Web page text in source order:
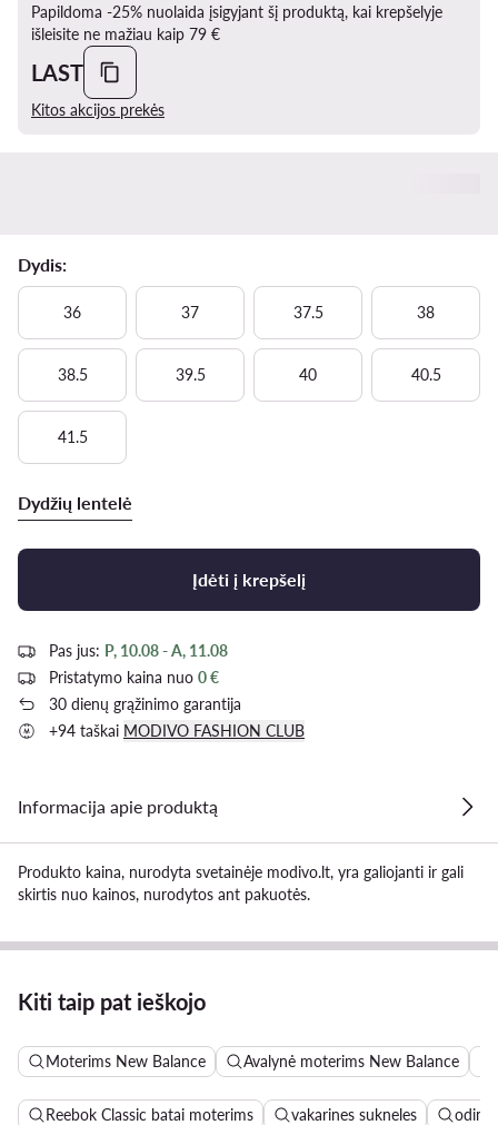
Papildoma -25% nuolaida įsigyjant šį produktą, kai krepšelyje
išleisite ne mažiau kaip 79 €
LAST
Kitos akcijos prekės
Dydis:
36 37 37.5 38
38.5 39.5 40 40.5
41.5
Dydžių lentelė
Įdėti į krepšelį
Pas jus: P, 10.08 - A, 11.08
Pristatymo kaina nuo 0 €
30 dienų grąžinimo garantija
+94 taškai MODIVO FASHION CLUB
Informacija apie produktą
Produkto kaina, nurodyta svetainėje modivo.lt, yra galiojanti ir gali
skirtis nuo kainos, nurodytos ant pakuotės.
Kiti taip pat ieškojo
Moterims New Balance Avalynė moterims New Balance
Reebok Classic batai moterims vakarines sukneles